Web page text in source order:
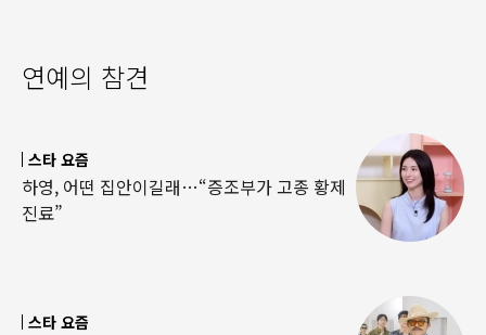
연예의 참견
스타 요즘
하영, 어떤 집안이길래…“증조부가 고종 황제
진료”
스타 요즘